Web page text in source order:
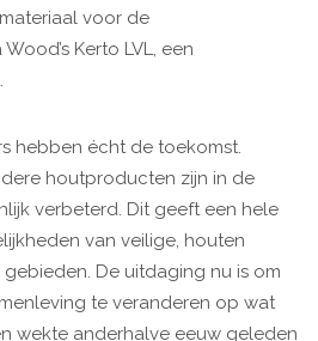
voor de
Kerto LVL, een
hebben écht de toekomst.
houtproducten zijn in de
verbeterd. Dit geeft een hele
van veilige, houten
De uitdaging nu is om
te veranderen op wat
wekte anderhalve eeuw geleden